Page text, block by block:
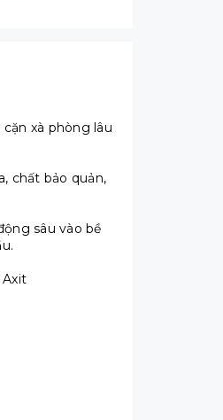
xà phòng lâu
chất bảo quản,
sâu vào bề